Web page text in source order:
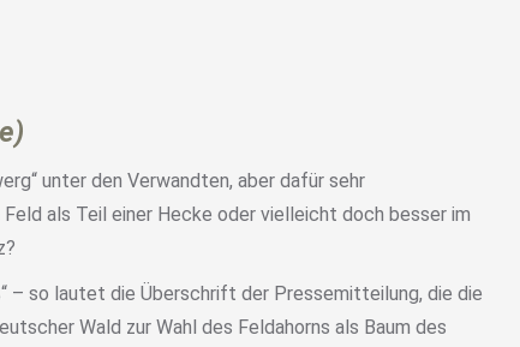
unter den Verwandten, aber dafür sehr
Feld als Teil einer Hecke oder vielleicht doch besser im
– so lautet die Überschrift der Pressemitteilung, die die
Wald zur Wahl des Feldahorns als Baum des